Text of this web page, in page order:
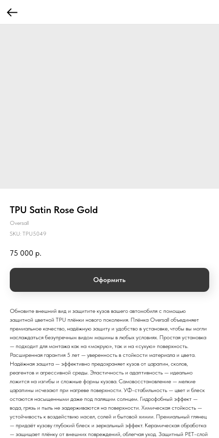
TPU Satin Rose Gold
Oversall
SKU: TPU5049
75 000 р.
Оформить
Обновите внешний вид и защитите кузов вашего автомобиля с помощью
защитной цветной TPU плёнки нового поколения. Плёнка Oversall объединяет
премиальное качество, надёжную защиту и удобство в установке, чтобы вы могли
наслаждаться безупречным видом машины в любых условиях. Простая установка
— подходит для монтажа как на «мокрую», так и на «сухую» поверхность.
Расширенная гарантия 5 лет — уверенность в стойкости материала и цвета.
Надёжная защита — эффективно предохраняет кузов от царапин, сколов,
реагентов и агрессивной среды. Эластичность и адаптивность — идеально
ложится на изгибы и сложные формы кузова. Самовосстановление — мелкие
царапины исчезают при нагреве поверхности. УФ-стабильность — цвет и блеск
остаются насыщенными даже под палящим солнцем. Гидрофобный эффект —
вода, грязь и пыль не задерживаются на поверхности. Химическая стойкость —
устойчивость к воздействию масел, солей и бытовой химии. Премиальный глянец
— придаёт кузову глубокий блеск и зеркальный эффект. Керамическая обработка
— защищает плёнку от внешних повреждений, облегчая уход. Защитный PET-слой